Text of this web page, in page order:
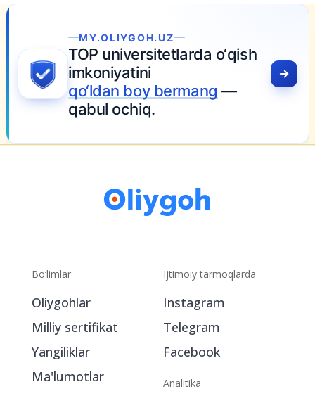
o‘qish
bermang—
Bo‘limlar
Oliygohlar
Ijtimoiy tarmoqlarda
Telegram